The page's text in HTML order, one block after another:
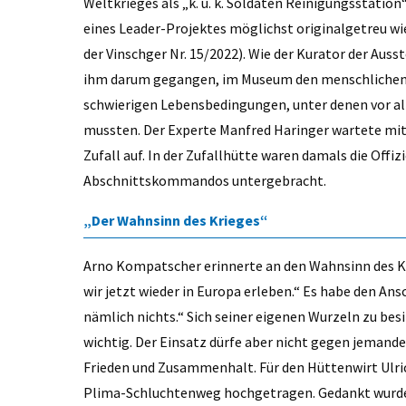
eines Leader-Projektes möglichst originalgetreu
der Vinschger Nr. 15/2022). Wie der Kurator der
ihm darum gegangen, im Museum den
schwierigen Lebensbedingungen, unter denen vor
mussten. Der Experte Manfred Haringer wartete
Zufall auf. In der Zufallhütte waren damals die
Abschnittskommandos untergebracht.
„Der Wahnsinn des Krieges“
Arno Kompatscher erinnerte an den Wahnsinn des
wir jetzt wieder in Europa erleben.“ Es habe den
nämlich nichts.“ Sich seiner eigenen Wurzeln zu
wichtig. Der Einsatz dürfe aber nicht gegen
Frieden und Zusammenhalt. Für den Hüttenwirt
Plima-Schluchtenweg hochgetragen. Gedankt